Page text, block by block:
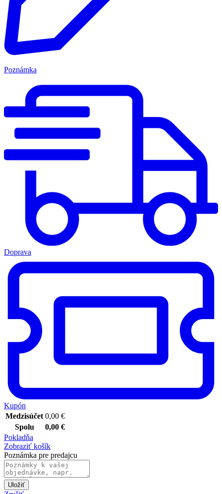
Poznámka
Doprava
Kupón
Medzisúčet 0,00 €
Spolu
0,00 €
Pokladňa
Zobraziť košík
Poznámka pre predajcu
Uložiť